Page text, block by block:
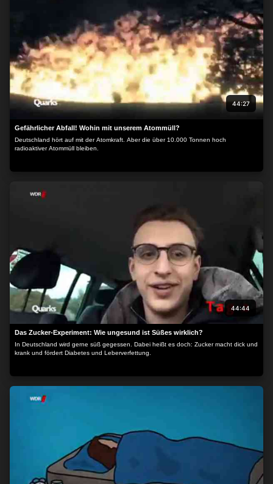
44:27
Gefährlicher Abfall! Wohin mit unserem Atommüll?
Deutschland hört auf mit der Atomkraft. Aber die über 10.000 Tonnen hoch
radioaktiver Atommüll bleiben.
44:44
Das Zucker-Experiment: Wie ungesund ist Süßes wirklich?
In Deutschland wird gerne süß gegessen. Dabei heißt es doch: Zucker macht dick und
krank und fördert Diabetes und Leberverfettung.